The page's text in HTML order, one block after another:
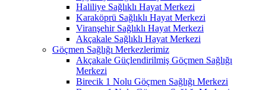
Haliliye Sağlıklı Hayat Merkezi
Karaköprü Sağlıklı Hayat Merkezi
Viranşehir Sağlıklı Hayat Merkezi
Akçakale Sağlıklı Hayat Merkezi
Göçmen Sağlığı Merkezlerimiz
Akçakale Güçlendirilmiş Göçmen Sağlığı
Merkezi
Birecik 1 Nolu Göçmen Sağlığı Merkezi